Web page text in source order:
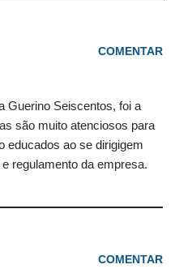
COMENTAR
Guerino Seiscentos, foi a
são muito atenciosos para
educados ao se dirigigem
regulamento da empresa.
COMENTAR